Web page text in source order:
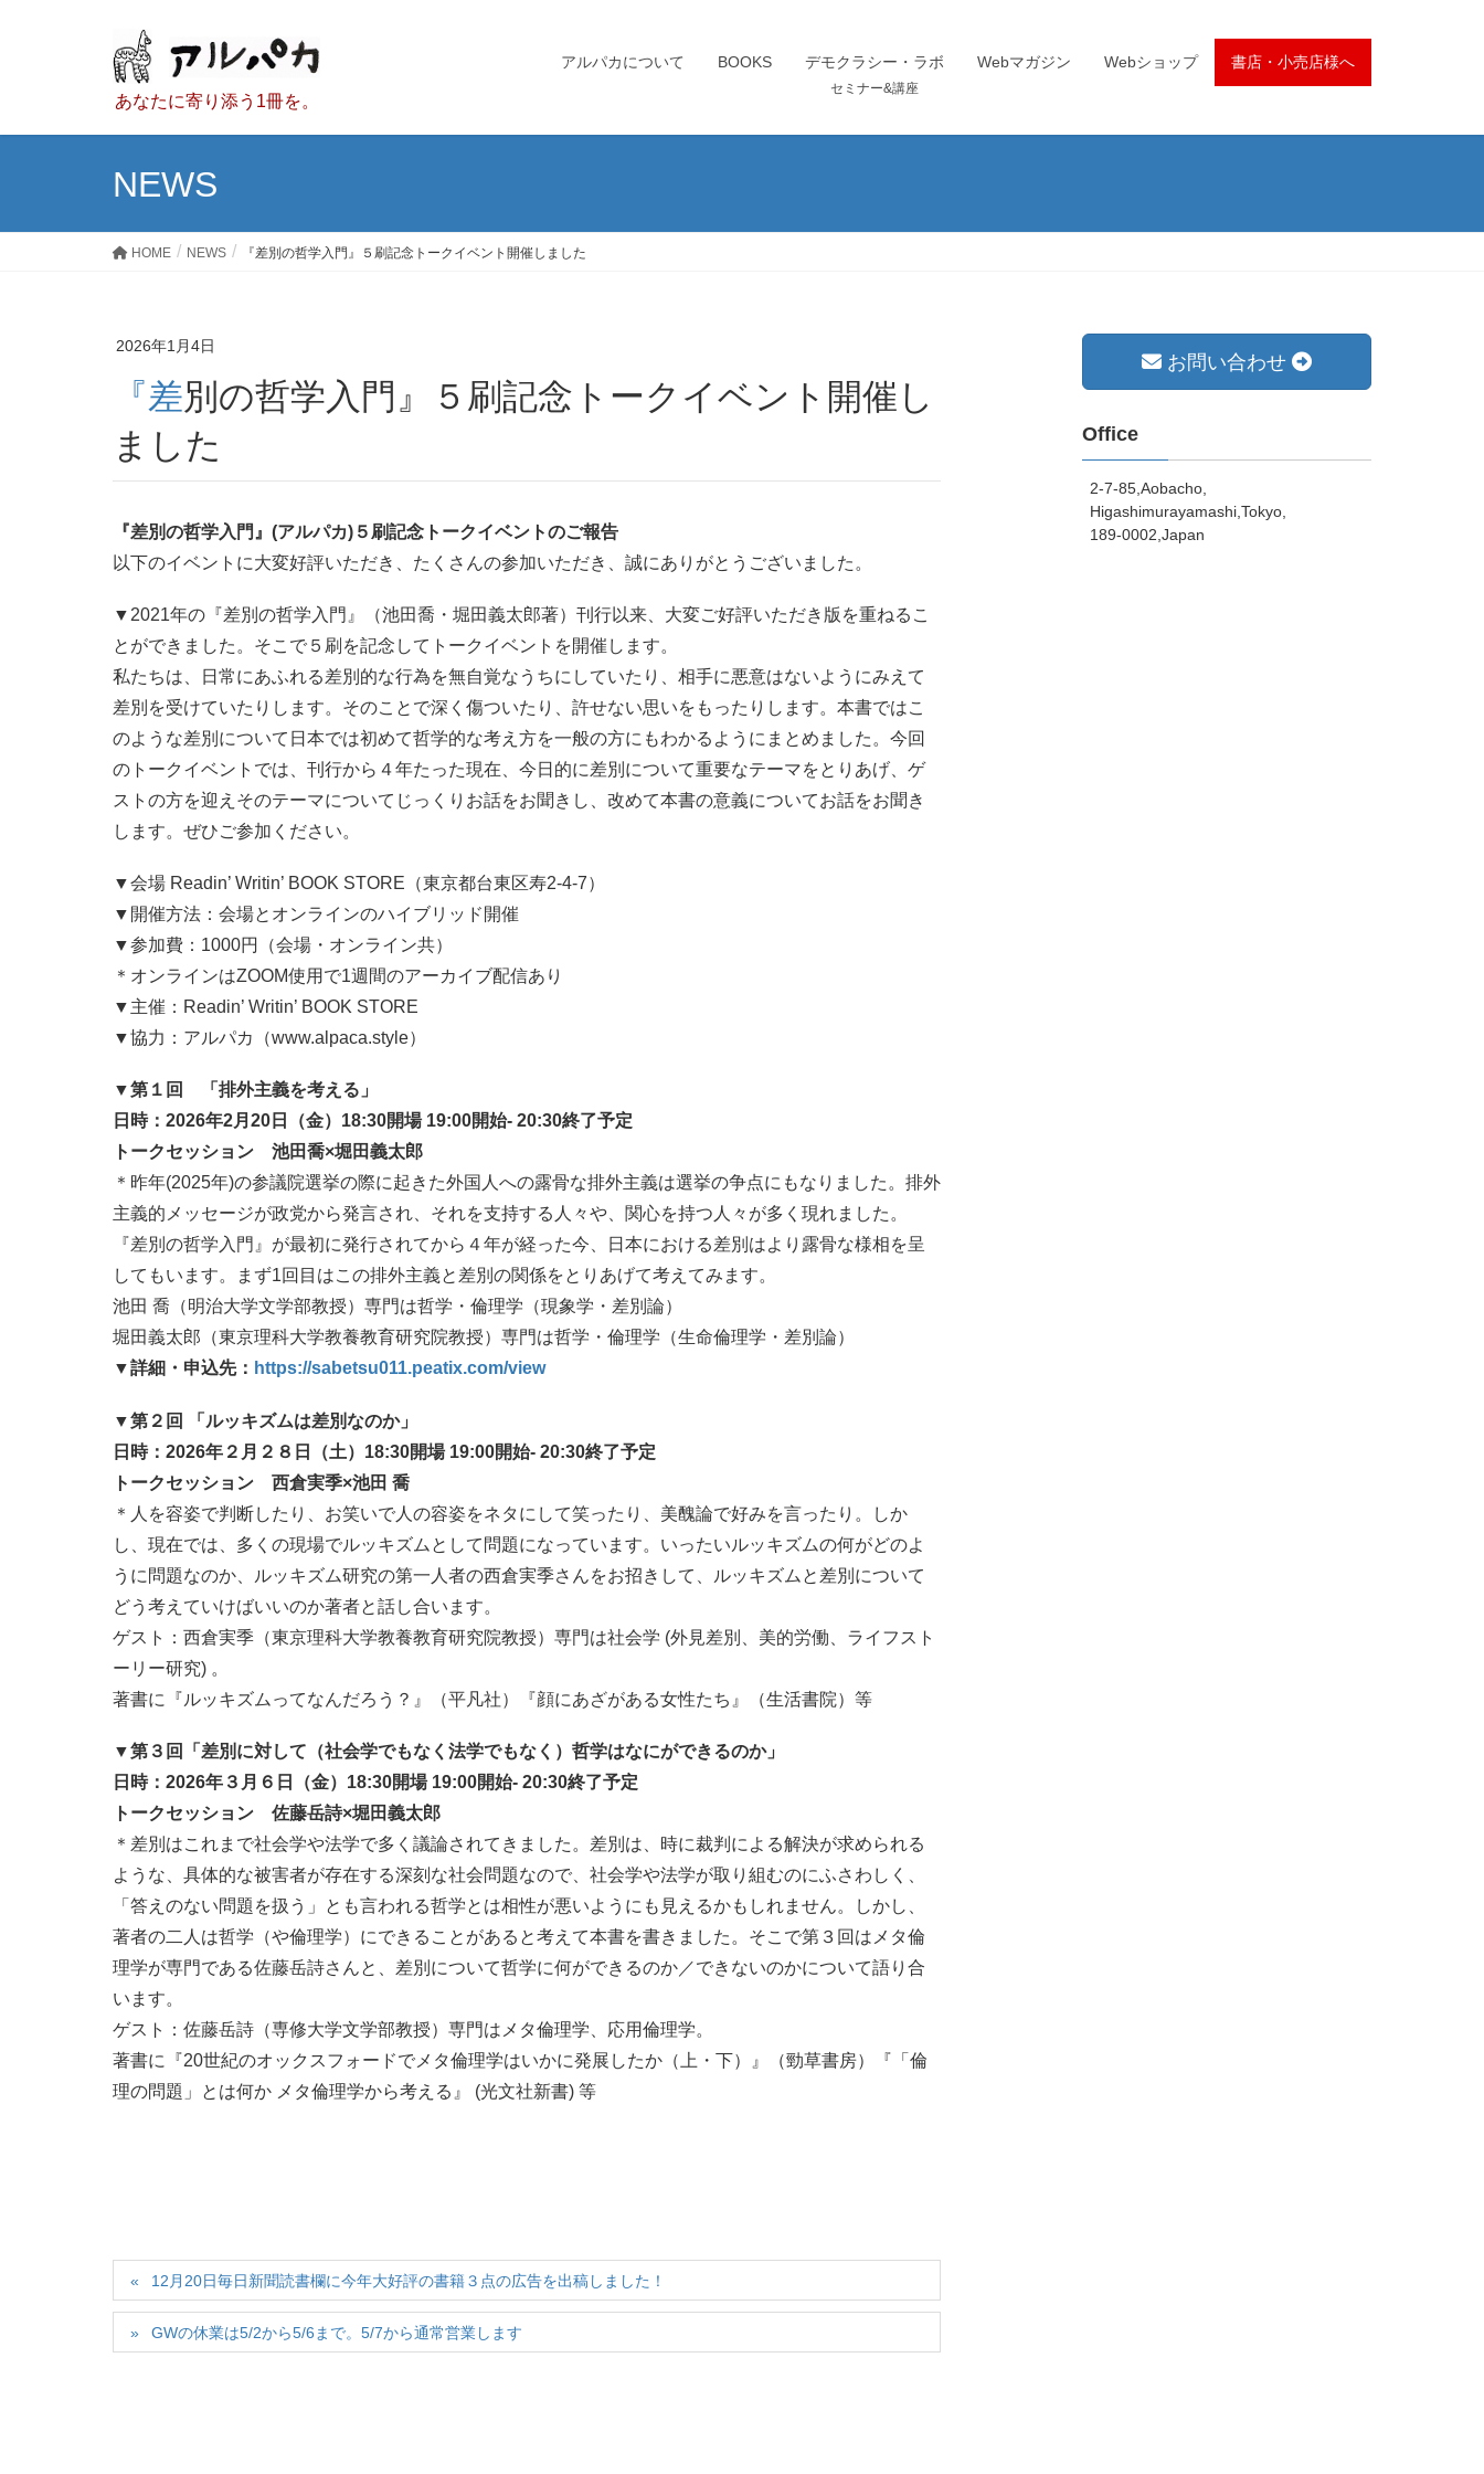
あなたに寄り添う1冊を。
アルパカについて BOOKS デモクラシー・ラボ
セミナー&講座
Webマガジン Webショップ 書店・小売店様へ
NEWS
HOME NEWS 『差別の哲学入門』５刷記念トークイベント開催しました
2026年1月4日
『差別の哲学入門』５刷記念トークイベント開催し
ました
『差別の哲学入門』(アルパカ)５刷記念トークイベントのご報告
以下のイベントに大変好評いただき、たくさんの参加いただき、誠にありがとうございました。
▼2021年の『差別の哲学入門』（池田喬・堀田義太郎著）刊行以来、大変ご好評いただき版を重ねるこ
とができました。そこで５刷を記念してトークイベントを開催します。
私たちは、日常にあふれる差別的な行為を無自覚なうちにしていたり、相手に悪意はないようにみえて
差別を受けていたりします。そのことで深く傷ついたり、許せない思いをもったりします。本書ではこ
のような差別について日本では初めて哲学的な考え方を一般の方にもわかるようにまとめました。今回
のトークイベントでは、刊行から４年たった現在、今日的に差別について重要なテーマをとりあげ、ゲ
ストの方を迎えそのテーマについてじっくりお話をお聞きし、改めて本書の意義についてお話をお聞き
します。ぜひご参加ください。
▼会場 Readin’ Writin’ BOOK STORE （東京都台東区寿2-4-7）
▼開催方法：会場とオンラインのハイブリッド開催
▼参加費：1000円（会場・オンライン共）
＊オンラインはZOOM使用で1週間のアーカイブ配信あり
▼主催：Readin’ Writin’ BOOK STORE
▼協力：アルパカ（www.alpaca.style）
▼第１回 「排外主義を考える」
日時：2026年2月20日（金）18:30開場 19:00開始- 20:30終了予定
トークセッション 池田喬×堀田義太郎
＊昨年(2025年)の参議院選挙の際に起きた外国人への露骨な排外主義は選挙の争点にもなりました。排外
主義的メッセージが政党から発言され、それを支持する人々や、関心を持つ人々が多く現れました。
『差別の哲学入門』が最初に発行されてから４年が経った今、日本における差別はより露骨な様相を呈
してもいます。まず1回目はこの排外主義と差別の関係をとりあげて考えてみます。
池田 喬（明治大学文学部教授）専門は哲学・倫理学（現象学・差別論）
堀田義太郎（東京理科大学教養教育研究院教授）専門は哲学・倫理学（生命倫理学・差別論）
▼詳細・申込先： https://sabetsu011.peatix.com/view
▼第２回 「ルッキズムは差別なのか」
日時：2026年２月２８日（土）18:30開場 19:00開始- 20:30終了予定
トークセッション 西倉実季×池田 喬
＊人を容姿で判断したり、お笑いで人の容姿をネタにして笑ったり、美醜論で好みを言ったり。しか
し、現在では、多くの現場でルッキズムとして問題になっています。いったいルッキズムの何がどのよ
うに問題なのか、
ルッキズム研究の第一人者の西倉実季さんをお招きして、ルッキズムと差別について
どう考えていけばいいのか著者と話し合います。
ゲスト：西倉実季（東京理科大学教養教育研究院教授）専門は社会学 (外見差別、美的労働、ライフスト
ーリー研究) 。
著書に『ルッキズムってなんだろう？』（平凡社）
『顔にあざがある女性たち』（生活書院）等
▼第３回「差別に対して（社会学でもなく法学でもなく）哲学はなにができるのか」
日時：2026年３月６日（金）18:30開場 19:00開始- 20:30終了予定
トークセッション 佐藤岳詩×堀田義太郎
＊差別はこれまで社会学や法学で多く議論されてきました。差別は、時に裁判による解決が求められる
ような、具体的な被害者が存在する深刻な社会問題なので、社会学や法学が取り組むのにふさわしく、
「答えのない問題を扱う」とも言われる哲学とは相性が悪いようにも見えるかもしれません。しかし、
著者の二人は哲学（や倫理学）にできることがあると考えて本書を書きました。そこで第３回はメタ倫
理学が専門である佐藤岳詩さんと、差別について哲学に何ができるのか／できないのかについて語り合
います。
ゲスト：佐藤岳詩（専修大学文学部教授）専門はメタ倫理学、応用倫理学。
著書に『20世紀のオックスフォードでメタ倫理学はいかに発展したか（上・下）』（勁草書房）『「倫
理の問題」とは何か メタ倫理学から考える』 (光文社新書) 等
12月20日毎日新聞読書欄に今年大好評の書籍３点の広告を出稿しました！
GWの休業は5/2から5/6まで。5/7から通常営業します
お問い合わせ
Office
2-7-85,Aobacho,
Higashimurayamashi,Tokyo,
189-0002,Japan